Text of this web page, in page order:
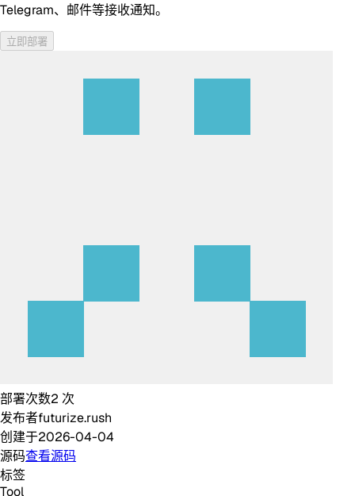
Telegram、邮件等接收通知。
立即部署
部署次数2 次
发布者futurize.rush
创建于2026-04-04
源码查看源码
标签
Tool